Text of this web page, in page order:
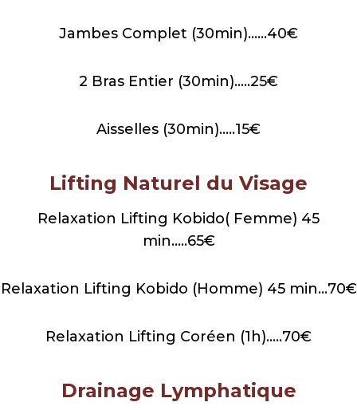
Jambes Complet (30min)……40€
2 Bras Entier (30min)…..25€
Aisselles (30min)…..15€
Lifting Naturel du Visage
Relaxation Lifting Kobido( Femme) 45
min…..65€
Relaxation Lifting Kobido (Homme) 45 min…70€
Relaxation Lifting Coréen (1h)…..70€
Drainage Lymphatique